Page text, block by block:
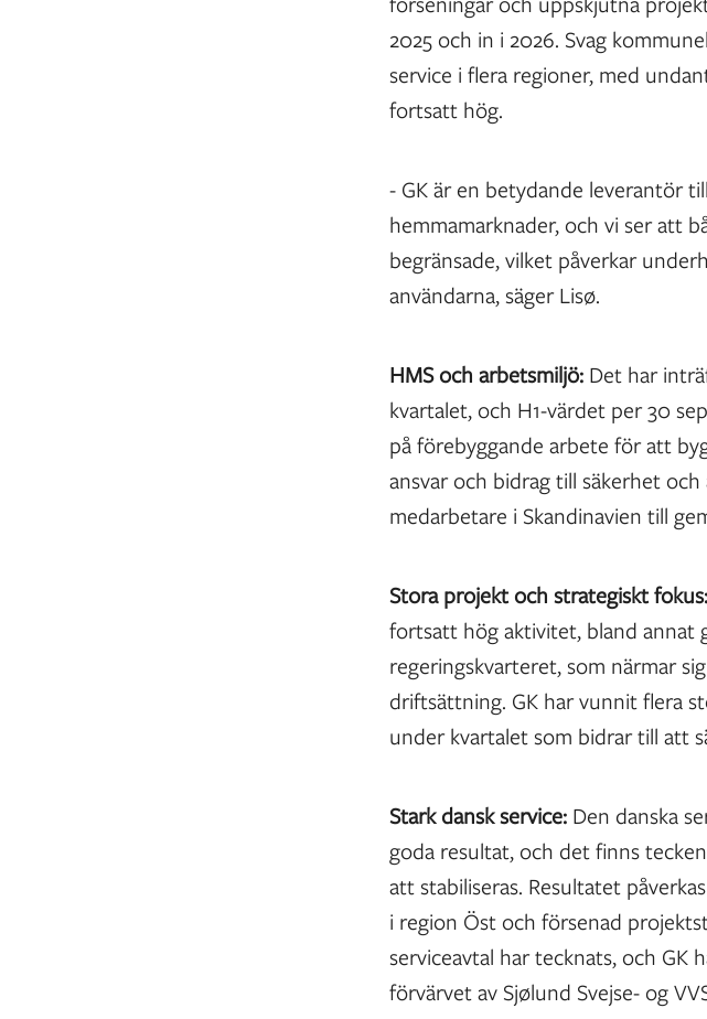
2025 och in i 2026. Svag
service i flera regioner, med
fortsatt hög.
- GK är en betydande leverantör
hemmamarknader, och vi ser att
begränsade, vilket påverkar
användarna, säger Lisø.
HMS och arbetsmiljö: Det har
kvartalet, och H1-värdet per 30
på förebyggande arbete för att
ansvar och bidrag till säkerhet
medarbetare i Skandinavien till
Stora projekt och strategiskt fokus:
fortsatt hög aktivitet, bland
regeringskvarteret, som närmar
driftsättning. GK har vunnit flera
under kvartalet som bidrar till att
Stark dansk service: Den danska
goda resultat, och det finns
att stabiliseras. Resultatet
i region Öst och försenad
serviceavtal har tecknats, och GK
förvärvet av Sjølund Svejse- og